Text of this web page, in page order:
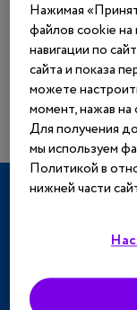
СПЕЦПРОЕКТЫ
МЕРОПРИЯТИЯ
Нажимая
файлов cookie на
навигации по
сайта и показа
можете
момент, нажав
Для получения
мы используем
Политикой в
нижней части